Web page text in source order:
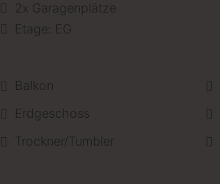
2x Garagenplätze
Etage: EG
Balkon
Erdgeschoss
Trockner/Tumbler